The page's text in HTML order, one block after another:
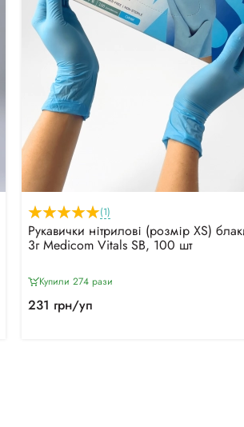
(1)
Рукавички нітрилові (розмір XS)
3г Medicom Vitals SB, 100 шт
Купили 274 рази
231 грн/уп